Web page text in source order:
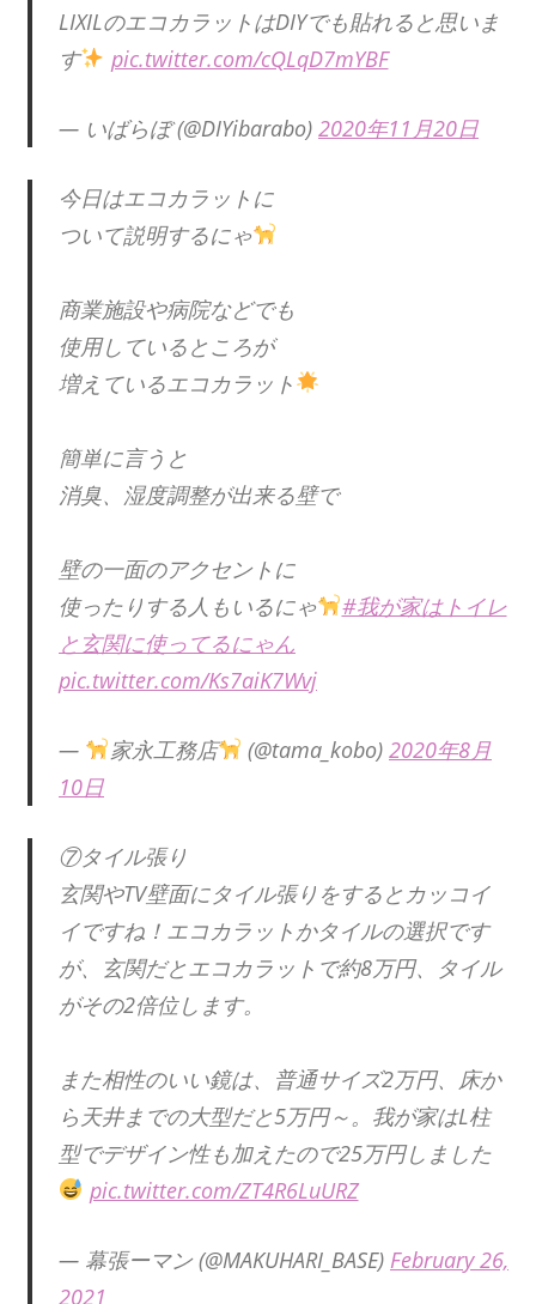
LIXILのエコカラットはDIYでも貼れると思いま
す
pic.twitter.com/cQLqD7mYBF
— いばらぼ (@DIYibarabo) 2020年11月20日
今日はエコカラットに
ついて説明するにゃ
商業施設や病院などでも
使用しているところが
増えているエコカラット
簡単に言うと
消臭、湿度調整が出来る壁で
壁の一面のアクセントに
使ったりする人もいるにゃ
#我が家はトイレ
と玄関に使ってるにゃん
pic.twitter.com/Ks7aiK7Wvj
— 家永工務店 (@tama_kobo) 2020年8月
10日
⑦タイル張り
玄関やTV壁面にタイル張りをするとカッコイ
イですね！エコカラットかタイルの選択です
が、玄関だとエコカラットで約8万円、タイル
がその2倍位します。
また相性のいい鏡は、普通サイズ2万円、床か
ら天井までの大型だと5万円～。我が家はL柱
型でデザイン性も加えたので25万円しました
pic.twitter.com/ZT4R6LuURZ
— 幕張ーマン (@MAKUHARI_BASE) February 26,
2021